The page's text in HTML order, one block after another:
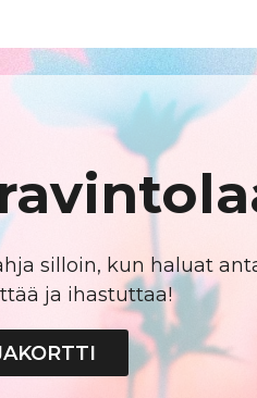
silloin, kun haluat
ja ihastuttaa!